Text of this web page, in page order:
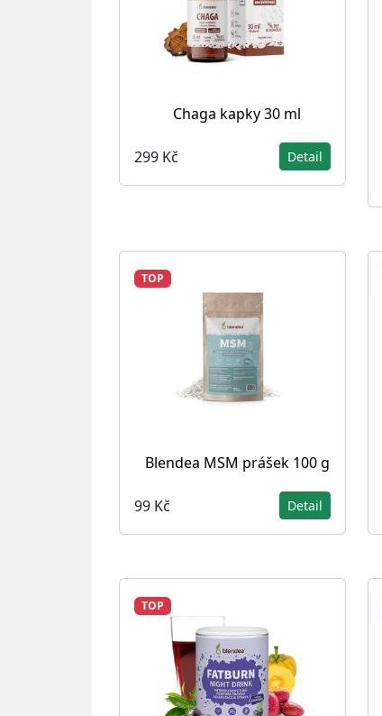
Chaga kapky 30 ml
299 Kč Detail
TOP
Blendea MSM prášek 100 g
99 Kč Detail
TOP